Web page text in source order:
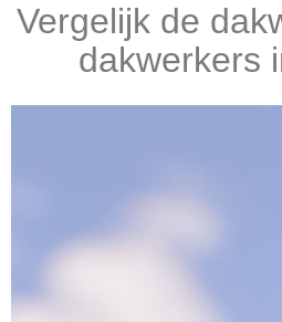
Vergelijk de
dakwerkers